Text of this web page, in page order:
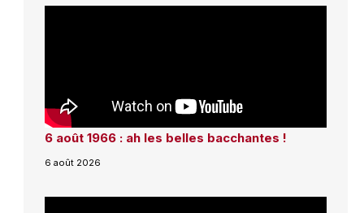
6 août 1966 : ah les belles bacchantes !
6 août 2026